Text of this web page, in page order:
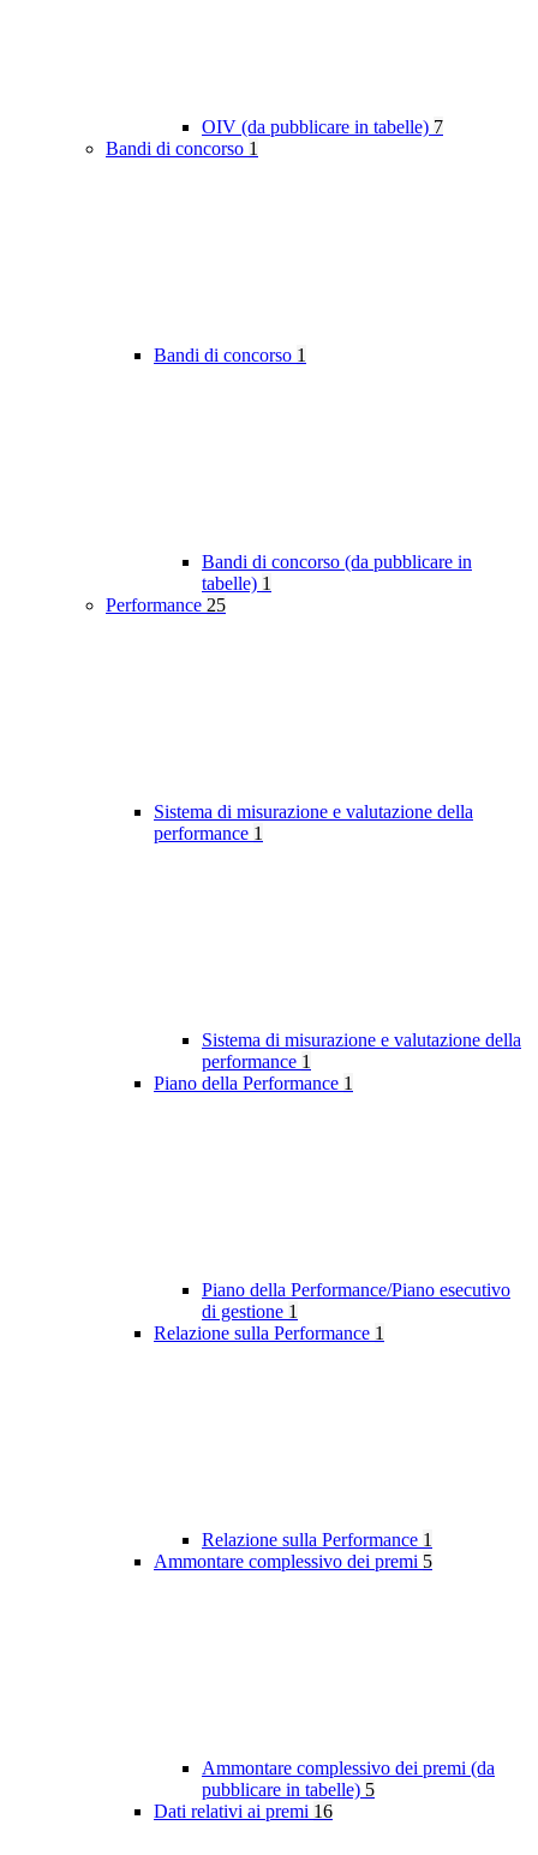
OIV (da pubblicare in tabelle) 7
Bandi di concorso 1
Bandi di concorso 1
Bandi di concorso (da pubblicare in
tabelle) 1
Performance 25
Sistema di misurazione e valutazione della
performance 1
Sistema di misurazione e valutazione della
performance 1
Piano della Performance 1
Piano della Performance/Piano esecutivo
di gestione 1
Relazione sulla Performance 1
Relazione sulla Performance 1
Ammontare complessivo dei premi 5
Ammontare complessivo dei premi (da
pubblicare in tabelle) 5
Dati relativi ai premi 16